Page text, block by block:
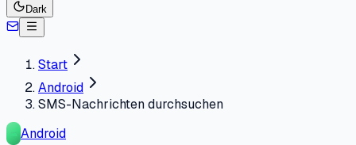
Dark
Start
Android
SMS-Nachrichten durchsuchen
Android